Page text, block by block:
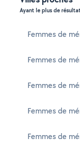
Ayant le plus de
Femmes de
Femmes de
Femmes de
Femmes de
Femmes de